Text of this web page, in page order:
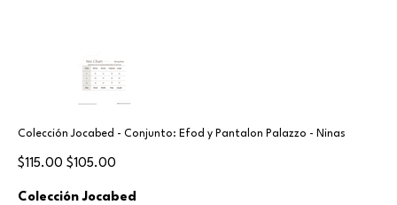
Colección Jocabed - Conjunto: Efod y Pantalon Palazzo - Ninas
Original
price
$115.00
Sale
price
$105.00
Colección Jocabed